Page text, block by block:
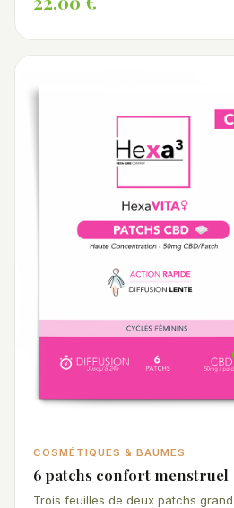
COSMÉTIQUES & BAUMES
6 patchs confort menstruel
Trois feuilles de deux patchs